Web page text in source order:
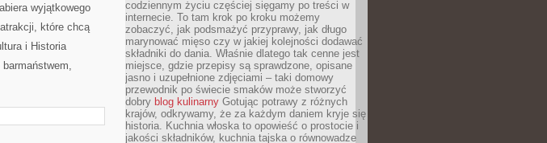
wyjątkowego
które chcą
i Historia
codziennym życiu częściej sięgamy po treści w
internecie. To tam krok po kroku możemy
zobaczyć, jak podsmażyć przyprawy, jak długo
marynować mięso czy w jakiej kolejności dodawać
składniki do dania. Właśnie dlatego tak cenne jest
miejsce, gdzie przepisy są sprawdzone, opisane
jasno i uzupełnione zdjęciami – taki domowy
przewodnik po świecie smaków może stworzyć
dobry blog kulinarny Gotując potrawy z różnych
krajów, odkrywamy, że za każdym daniem kryje się
historia. Kuchnia włoska to opowieść o prostocie i
jakości składników, kuchnia tajska o równowadze